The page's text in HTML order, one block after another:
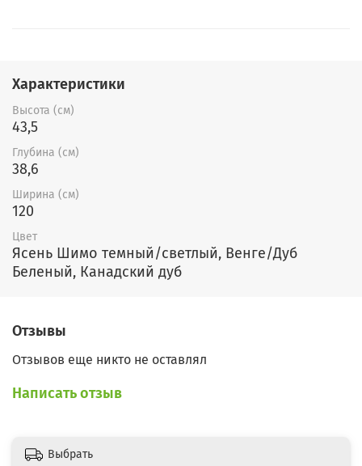
Характеристики
Высота (см)
43,5
Глубина (см)
38,6
Ширина (см)
120
Цвет
Ясень Шимо темный/светлый, Венге/Дуб
Беленый, Канадский дуб
Отзывы
Отзывов еще никто не оставлял
Написать отзыв
Выбрать